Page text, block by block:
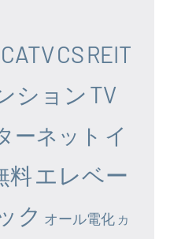
CATVCSREIT
ション TV
ーネット イ
料エレベー
ク オール電化 カ